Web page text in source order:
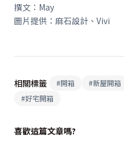
撰文：May
圖片提供：麻石設計、Vivi
相關標籤 #開箱 #新屋開箱
#好宅開箱
喜歡這篇文章嗎?